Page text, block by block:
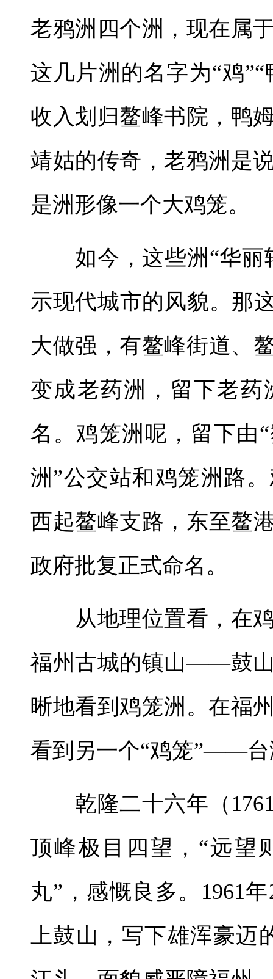
老鸦洲四个洲，现在属
这几片洲的名字为“鸡
收入划归鳌峰书院，鸭
靖姑的传奇，老鸦洲是
是洲形像一个大鸡笼。
如今，这些洲“华丽
示现代城市的风貌。那
大做强，有鳌峰街道、
变成老药洲，留下老
名。鸡笼洲呢，留下由
洲”公交站和鸡笼洲路
西起鳌峰支路，东至鳌
政府批复正式命名。
从地理位置看，在鸡
福州古城的镇山——鼓
晰地看到鸡笼洲。在福
看到另一个“鸡笼”——台
乾隆二十六年（1761
顶峰极目四望，“远
丸”，感慨良多。1961
上鼓山，写下雄浑豪迈